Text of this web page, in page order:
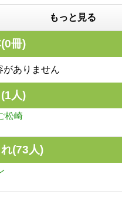
もっと見る
0冊)
がありません
1人)
松崎
(73人)